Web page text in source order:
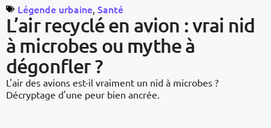
L’air recyclé en avion : vrai nid
à microbes ou mythe à
dégonfler ?
Légende urbaine, Santé
L'air des avions est-il vraiment un nid à microbes ?
Décryptage d'une peur bien ancrée.